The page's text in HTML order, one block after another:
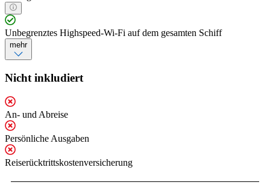
Unbegrenztes Highspeed-Wi-Fi auf dem gesamten Schiff
mehr
Nicht inkludiert
An- und Abreise
Persönliche Ausgaben
Reiserücktrittskostenversicherung